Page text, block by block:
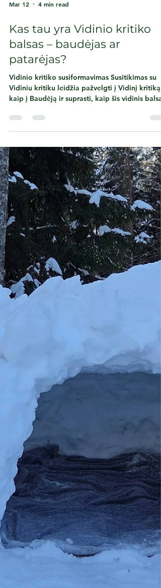
Mar 12 4 min read
Kas tau yra Vidinio kritiko
balsas – baudėjas ar
patarėjas?
Vidinio kritiko susiformavimas Susitikimas su
Vidiniu kritiku leidžia pažvelgti į Vidinį kritiką
susiformuoja. Dažniausiai toks santykis su
atsiranda gyvenimo eigoje – veikiant aplinkai:
šeimai, mokyklai, visuomenei. Tai padeda
susikurti savęs vaizdą arba nuolat paryškina tai,
ko savyje nepriimame – vadinamąsias
„silpnąsias“ vietas. Pavyzdžiui, tėvai gali
nepriimti tam tikro vaiko elgesio ar bruožų:
berniukui sak